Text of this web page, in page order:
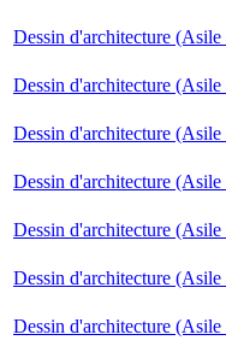
Dessin d'architecture
Dessin d'architecture
Dessin d'architecture
Dessin d'architecture
Dessin d'architecture
Dessin d'architecture
Dessin d'architecture